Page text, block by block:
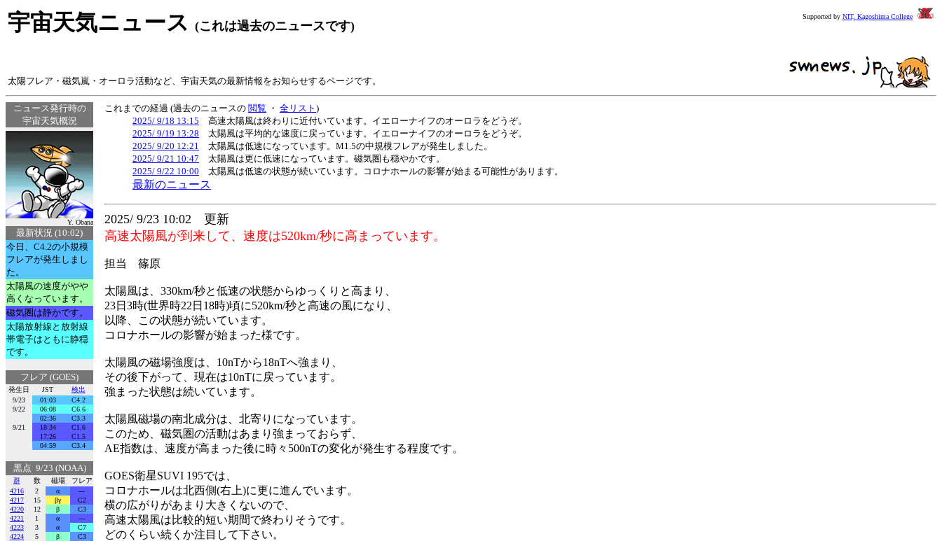
宇宙天気ニュース (これは過去のニュースです)
Supported by NIT, Kagoshima College
太陽フレア・磁気嵐・オーロラ活動など、宇宙天気の最新情報をお知らせするページです。
ニュース発行時の
宇宙天気概況
Y. Obana
最新状況 (10:02)
今日、C4.2の小規模
フレアが発生しまし
た。
太陽風の速度がやや
高くなっています。
磁気圏は静かです。
太陽放射線と放射線
帯電子はともに静穏
です。
フレア (GOES)
発生日 JST
検出
9/23
01:03
C4.2
9/22
06:08
C6.6
02:36
C3.3
9/21
18:34
C1.6
17:26
C1.5
04:59
C3.4
黒点 9/23 (NOAA)
群 数 磁場
フレア
4216
2 α
---
4217
15 βγ
C2
4220
12 β
C3
4221
1 α
---
4223
3 α
C7
4224
5 β
C3
これまでの経過 (過去のニュースの 閲覧 ・ 全リスト )
2025/ 9/18 13:15 高速太陽風は終わりに近付いています。イエローナイフのオーロラをどうぞ。
2025/ 9/19 13:28 太陽風は平均的な速度に戻っています。イエローナイフのオーロラをどうぞ。
2025/ 9/20 12:21 太陽風は低速になっています。M1.5の中規模フレアが発生しました。
2025/ 9/21 10:47 太陽風は更に低速になっています。磁気圏も穏やかです。
2025/ 9/22 10:00 太陽風は低速の状態が続いています。コロナホールの影響が始まる可能性があります。
最新のニュース
2025/ 9/23 10:02 更新
高速太陽風が到来して、速度は520km/秒に高まっています。
担当 篠原
太陽風は、330km/秒と低速の状態からゆっくりと高まり、
23日3時(世界時22日18時)頃に520km/秒と高速の風になり、
以降、この状態が続いています。
コロナホールの影響が始まった様です。
太陽風の磁場強度は、10nTから18nTへ強まり、
その後下がって、現在は10nTに戻っています。
強まった状態は続いています。
太陽風磁場の南北成分は、北寄りになっています。
このため、磁気圏の活動はあまり強まっておらず、
AE指数は、速度が高まった後に時々500nTの変化が発生する程度です。
GOES衛星SUVI 195では、
コロナホールは北西側(右上)に更に進んでいます。
横の広がりがあまり大きくないので、
高速太陽風は比較的短い期間で終わりそうです。
どのくらい続くか注目して下さい。